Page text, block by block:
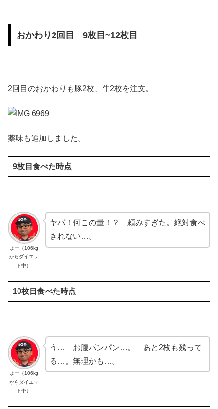
おかわり2回目 9枚目~12枚目
2回目のおかわりも豚2枚、牛2枚を注文。
薬味も追加しました。
9枚目食べた時点
よー（106kg
からダイエッ
ト中）
ヤバ！何この量！？ 頼みすぎた。絶対食べ
きれない…。
10枚目食べた時点
よー（106kg
からダイエッ
ト中）
う… お腹パンパン…。 あと2枚も残って
る…。無理かも…。